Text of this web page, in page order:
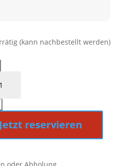
(kann nachbestellt werden)
Jetzt reservieren